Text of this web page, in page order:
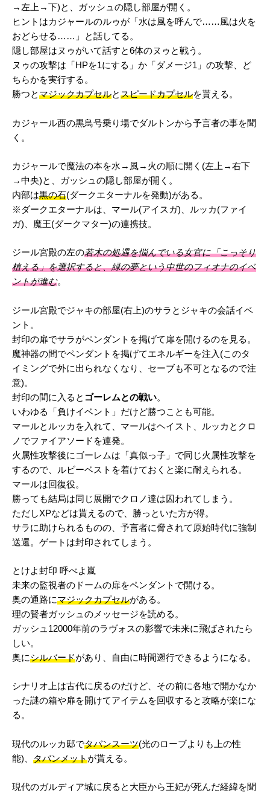
→左上→下)と、ガッシュの隠し部屋が開く。
ヒントはカジャールのルゥが「水は風を呼んで……風は火を
おどらせる……」と話してる。
隠し部屋はヌゥがいて話すと6体のヌゥと戦う。
ヌゥの攻撃は「HPを1にする」か「ダメージ1」の攻撃、ど
ちらかを実行する。
勝つとマジックカプセルとスピードカプセルを貰える。
カジャール西の黒鳥号乗り場でダルトンから予言者の事を聞
く。
カジャールで魔法の本を水→風→火の順に開く(左上→右下
→中央)と、ガッシュの隠し部屋が開く。
内部は黒の石(ダークエターナルを発動)がある。
※ダークエターナルは、マール(アイスガ)、ルッカ(ファイ
ガ)、魔王(ダークマター)の連携技。
ジール宮殿の左の若木の処遇を悩んでいる女官に「こっそり
植える」を選択すると、緑の夢という中世のフィオナのイベ
ントが進む。
ジール宮殿でジャキの部屋(右上)のサラとジャキの会話イベ
ント。
封印の扉でサラがペンダントを掲げて扉を開けるのを見る。
魔神器の間でペンダントを掲げてエネルギーを注入(このタ
イミングで外に出られなくなり、セーブも不可となるので注
意)。
封印の間に入ると ゴーレムとの戦い。
いわゆる「負けイベント」だけど勝つことも可能。
マールとルッカを入れて、マールはヘイスト、ルッカとクロ
ノでファイアソードを連発。
火属性攻撃後にゴーレムは「真似っ子」で同じ火属性攻撃を
するので、ルビーベストを着けておくと楽に耐えられる。
マールは回復役。
勝っても結局は同じ展開でクロノ達は囚われてしまう。
ただしXPなどは貰えるので、勝っといた方が得。
サラに助けられるものの、予言者に脅されて原始時代に強制
送還。ゲートは封印されてしまう。
とけよ封印 呼べよ嵐
未来の監視者のドームの扉をペンダントで開ける。
奥の通路にマジックカプセルがある。
理の賢者ガッシュのメッセージを読める。
ガッシュ12000年前のラヴォスの影響で未来に飛ばされたら
しい。
奥にシルバードがあり、自由に時間遡行できるようになる。
シナリオ上は古代に戻るのだけど、その前に各地で開かなか
った謎の箱や扉を開けてアイテムを回収すると攻略が楽にな
る。
現代のルッカ邸でタバンスーツ(光のローブよりも上の性
能)、 タバンメットが貰える。
現代のガルディア城に戻ると大臣から王妃が死んだ経緯を聞